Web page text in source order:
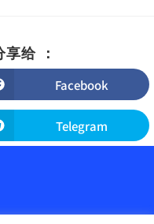
给 ：
Facebook
Telegram